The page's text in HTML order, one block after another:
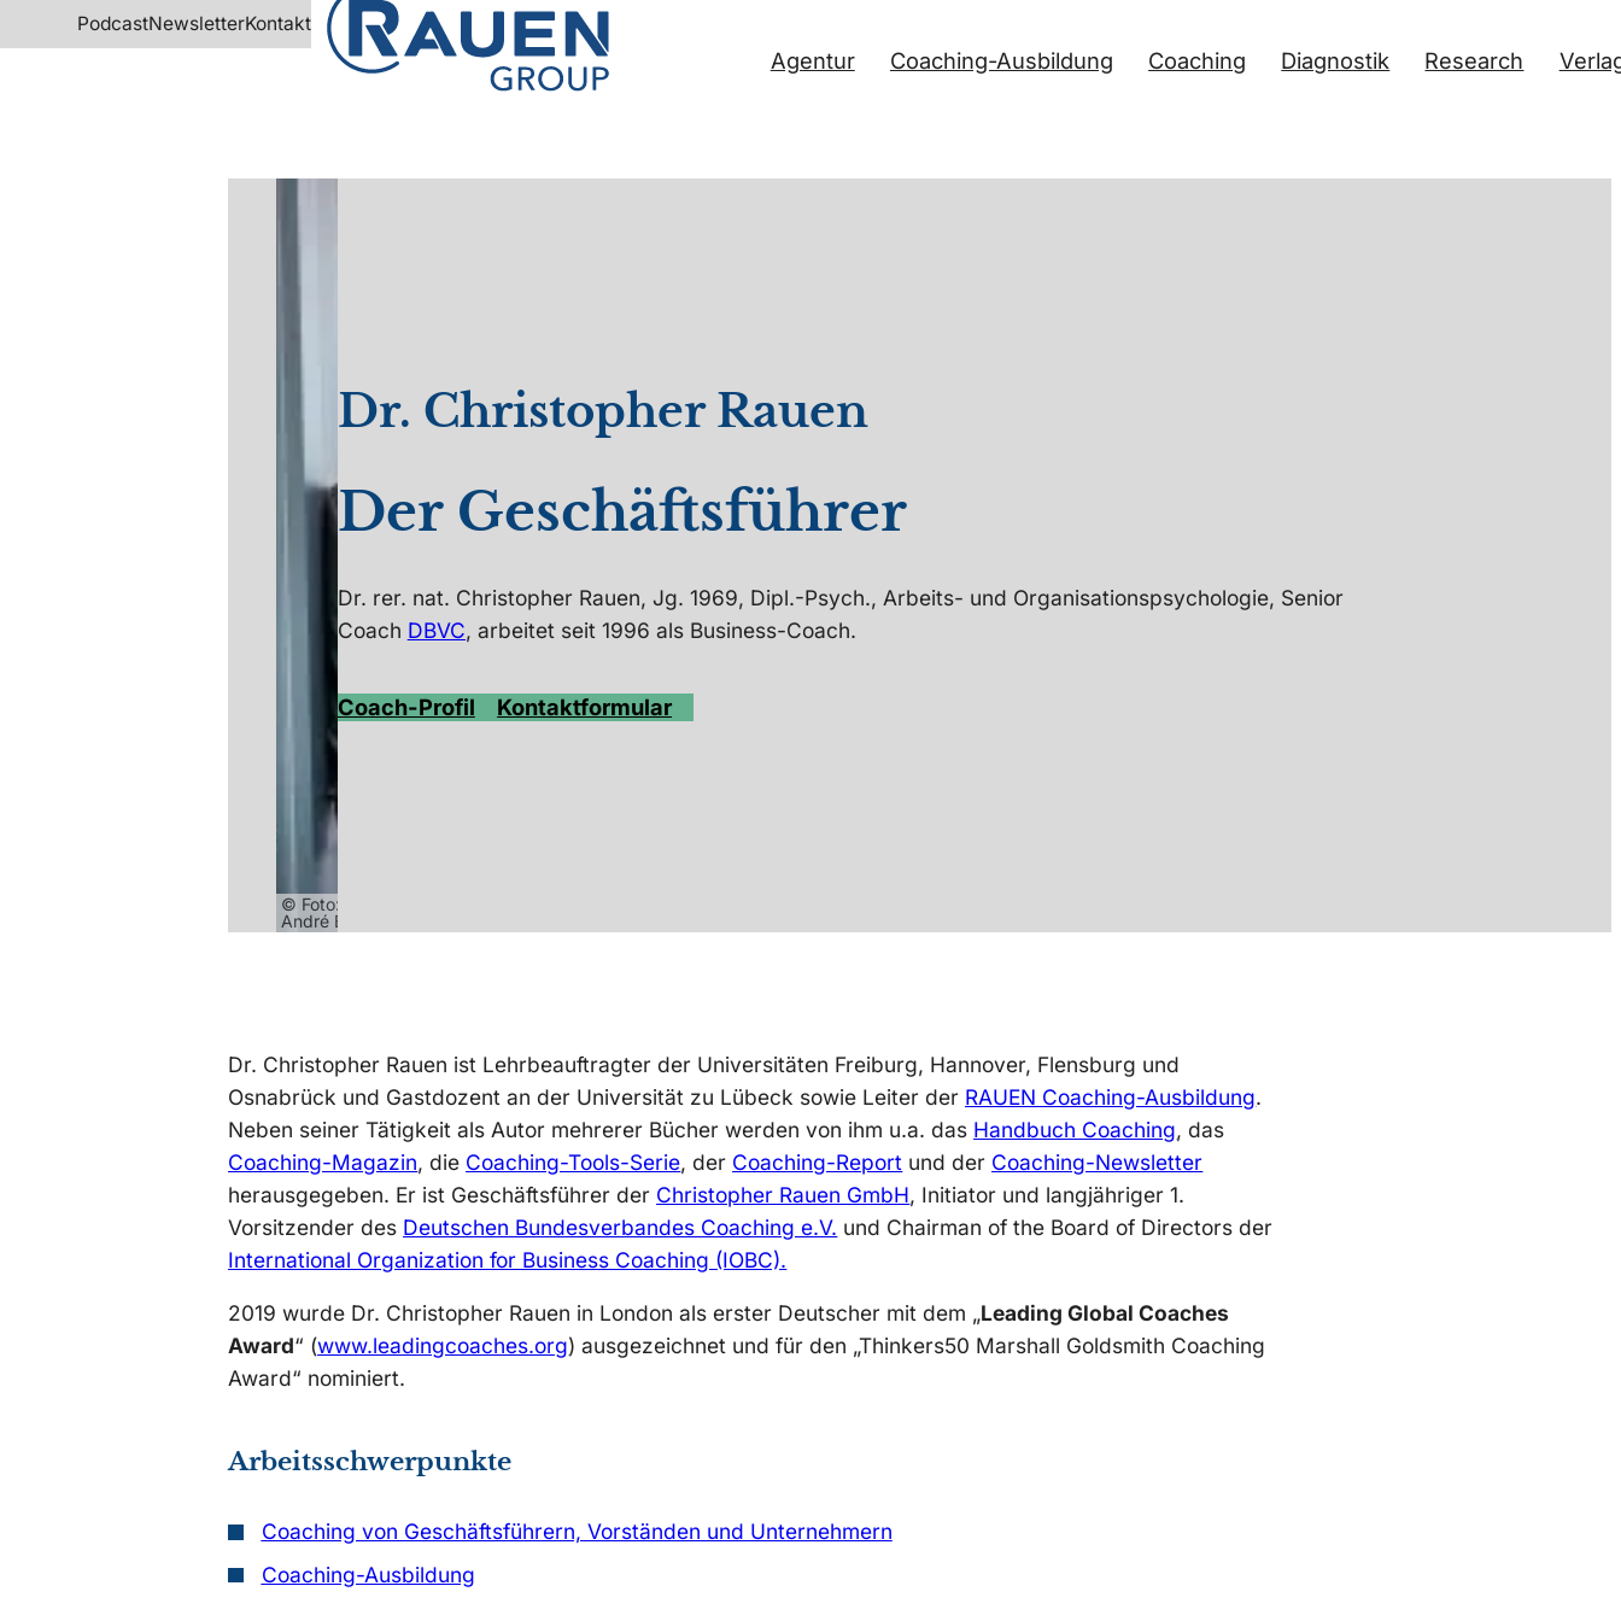
PodcastNewsletterKontakt
Agentur Coaching-Ausbildung Coaching Diagnostik Research
Dr. Christopher Rauen
Der Geschäftsführer
Dr. rer. nat. Christopher Rauen, Jg. 1969, Dipl.-Psych., Arbeits- und Organisationspsychologie, Senior
Coach DBVC, arbeitet seit 1996 als Business-Coach.
Coach-Profil Kontaktformular
© Foto:
André Bodin
Dr. Christopher Rauen ist Lehrbeauftragter der Universitäten Freiburg, Hannover, Flensburg und
Osnabrück und Gastdozent an der Universität zu Lübeck sowie Leiter der RAUEN Coaching-Ausbildung.
Neben seiner Tätigkeit als Autor mehrerer Bücher werden von ihm u.a. das Handbuch Coaching, das
Coaching-Magazin, die Coaching-Tools-Serie, der Coaching-Report und der Coaching-Newsletter
herausgegeben. Er ist Geschäftsführer der Christopher Rauen GmbH, Initiator und langjähriger 1.
Vorsitzender des Deutschen Bundesverbandes Coaching e.V. und Chairman of the Board of Directors der
International Organization for Business Coaching (IOBC).
2019 wurde Dr. Christopher Rauen in London als erster Deutscher mit dem „Leading Global Coaches
Award“ (www.leadingcoaches.org) ausgezeichnet und für den „Thinkers50 Marshall Goldsmith Coaching
Award“ nominiert.
Arbeitsschwerpunkte
Coaching von Geschäftsführern, Vorständen und Unternehmern
Coaching-Ausbildung